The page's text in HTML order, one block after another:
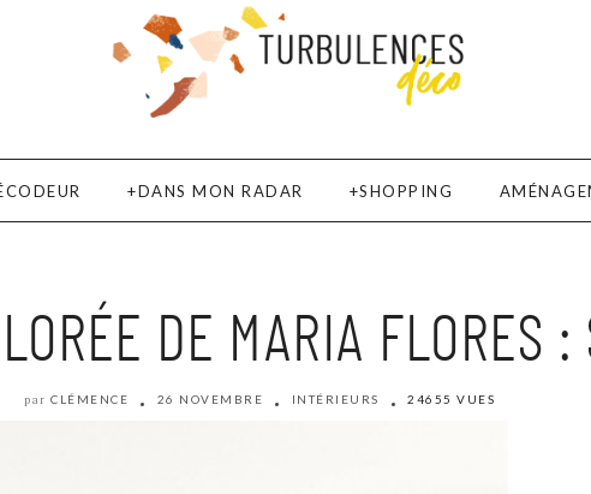
DANS MON RADAR SHOPPING
DE MARIA FLORES
par CLÉMENCE 26 NOVEMBRE INTÉRIEURS 24655 VUES